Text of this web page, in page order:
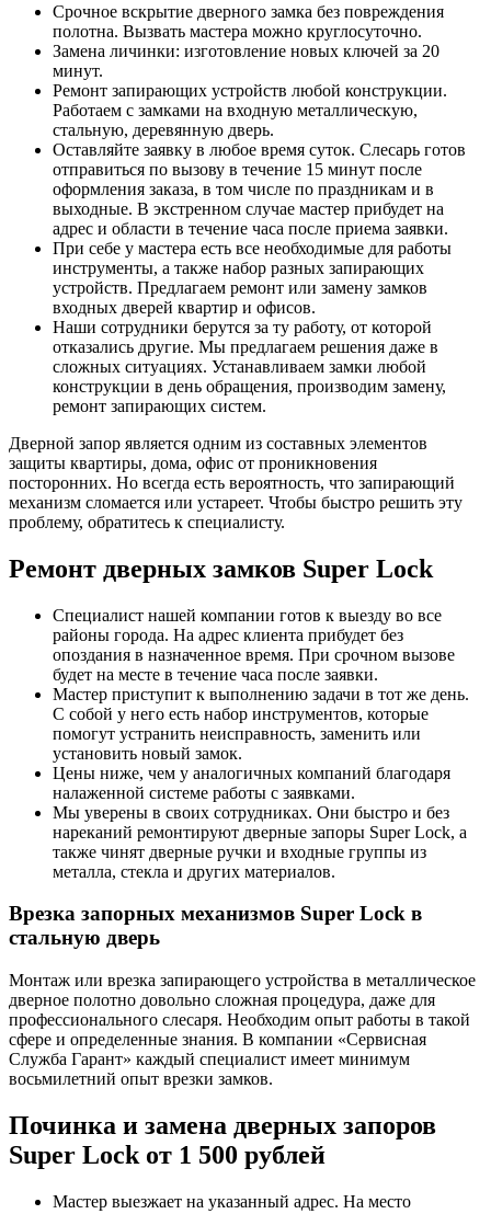
Срочное вскрытие дверного замка без повреждения
полотна. Вызвать мастера можно круглосуточно.
Замена личинки: изготовление новых ключей за 20
минут.
Ремонт запирающих устройств любой конструкции.
Работаем с замками на входную металлическую,
стальную, деревянную дверь.
Оставляйте заявку в любое время суток. Слесарь готов
отправиться по вызову в течение 15 минут после
оформления заказа, в том числе по праздникам и в
выходные. В экстренном случае мастер прибудет на
адрес и области в течение часа после приема заявки.
При себе у мастера есть все необходимые для работы
инструменты, а также набор разных запирающих
устройств. Предлагаем ремонт или замену замков
входных дверей квартир и офисов.
Наши сотрудники берутся за ту работу, от которой
отказались другие. Мы предлагаем решения даже в
сложных ситуациях. Устанавливаем замки любой
конструкции в день обращения, производим замену,
ремонт запирающих систем.
Дверной запор является одним из составных элементов
защиты квартиры, дома, офис от проникновения
посторонних. Но всегда есть вероятность, что запирающий
механизм сломается или устареет. Чтобы быстро решить эту
проблему, обратитесь к специалисту.
Ремонт дверных замков Super Lock
Специалист нашей компании готов к выезду во все
районы города. На адрес клиента прибудет без
опоздания в назначенное время. При срочном вызове
будет на месте в течение часа после заявки.
Мастер приступит к выполнению задачи в тот же день.
С собой у него есть набор инструментов, которые
помогут устранить неисправность, заменить или
установить новый замок.
Цены ниже, чем у аналогичных компаний благодаря
налаженной системе работы с заявками.
Мы уверены в своих сотрудниках. Они быстро и без
нареканий ремонтируют дверные запоры Super Lock, а
также чинят дверные ручки и входные группы из
металла, стекла и других материалов.
Врезка запорных механизмов Super Lock в
стальную дверь
Монтаж или врезка запирающего устройства в металлическое
дверное полотно довольно сложная процедура, даже для
профессионального слесаря. Необходим опыт работы в такой
сфере и определенные знания. В компании «Сервисная
Служба Гарант» каждый специалист имеет минимум
восьмилетний опыт врезки замков.
Починка и замена дверных запоров
Super Lock от 1 500 рублей
Мастер выезжает на указанный адрес. На место